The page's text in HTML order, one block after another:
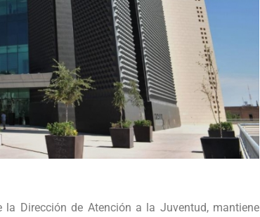
la Dirección de Atención a la Juventud, mantiene